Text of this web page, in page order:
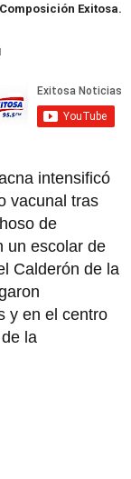
Composición Exitosa.
intensificó
vacunal tras
de
un escolar de
Calderón de la
y en el centro
la